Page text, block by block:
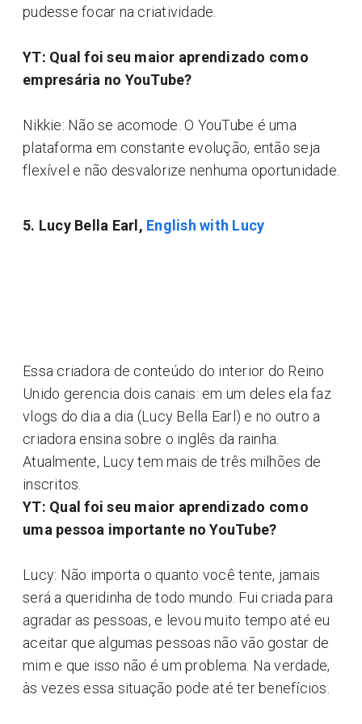
pudesse focar na criatividade.
YT: Qual foi seu maior aprendizado como
empresária no YouTube?
Nikkie: Não se acomode. O YouTube é uma
plataforma em constante evolução, então seja
flexível e não desvalorize nenhuma oportunidade.
5. Lucy Bella Earl, English with Lucy
Essa criadora de conteúdo do interior do Reino
Unido gerencia dois canais: em um deles ela faz
vlogs do dia a dia (Lucy Bella Earl) e no outro a
criadora ensina sobre o inglês da rainha.
Atualmente, Lucy tem mais de três milhões de
inscritos.
YT: Qual foi seu maior aprendizado como
uma pessoa importante no YouTube?
Lucy: Não importa o quanto você tente, jamais
será a queridinha de todo mundo. Fui criada para
agradar as pessoas, e levou muito tempo até eu
aceitar que algumas pessoas não vão gostar de
mim e que isso não é um problema. Na verdade,
às vezes essa situação pode até ter benefícios.